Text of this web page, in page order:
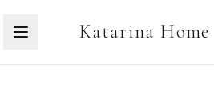
Katarina Home